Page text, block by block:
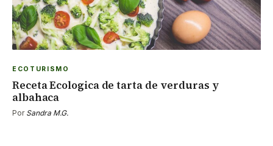
ECOTURISMO
Receta Ecologica de tarta de verduras y
albahaca
Por Sandra M.G.